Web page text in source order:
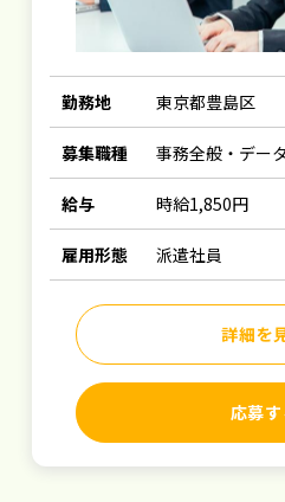
勤務地 東京都豊島区
募集職種 事務全般・デー
給与 時給1,850円
雇用形態 派遣社員
詳細を
応募